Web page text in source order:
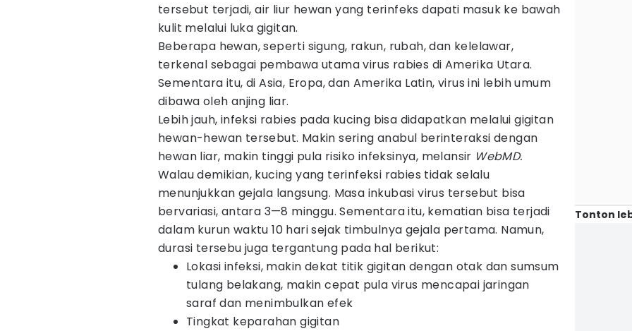
tersebut terjadi, air liur hewan yang terinfeks dapati masuk ke bawah
kulit melalui luka gigitan.
Beberapa hewan, seperti sigung, rakun, rubah, dan kelelawar,
terkenal sebagai pembawa utama virus rabies di Amerika Utara.
Sementara itu, di Asia, Eropa, dan Amerika Latin, virus ini lebih umum
dibawa oleh anjing liar.
Lebih jauh, infeksi rabies pada kucing bisa didapatkan melalui gigitan
hewan-hewan tersebut. Makin sering anabul berinteraksi dengan
hewan liar, makin tinggi pula risiko infeksinya, melansir WebMD.
Walau demikian, kucing yang terinfeksi rabies tidak selalu
menunjukkan gejala langsung. Masa inkubasi virus tersebut bisa
bervariasi, antara 3—8 minggu. Sementara itu, kematian bisa terjadi
dalam kurun waktu 10 hari sejak timbulnya gejala pertama. Namun,
durasi tersebu juga tergantung pada hal berikut:
Lokasi infeksi, makin dekat titik gigitan dengan otak dan sumsum
tulang belakang, makin cepat pula virus mencapai jaringan
saraf dan menimbulkan efek
Tingkat keparahan gigitan
Tonton